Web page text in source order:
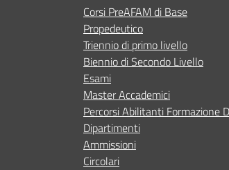
Corsi PreAFAM di Base
Propedeutico
Triennio di primo livello
Biennio di Secondo Livello
Esami
Master Accademici
Percorsi Abilitanti Formazione
Dipartimenti
Ammissioni
Circolari